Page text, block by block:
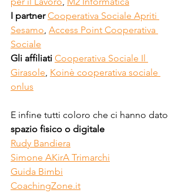
I partner Cooperativa Sociale Apriti
Sesamo Access Point Cooperativa
Sociale
Gli affiliati Cooperativa Sociale Il
Girasole Koinè cooperativa sociale
onlus
E infine tutti coloro che ci hanno dato
spazio fisico o digitale
Rudy Bandiera
Simone AKirA Trimarchi
Guida Bimbi
CoachingZone.it